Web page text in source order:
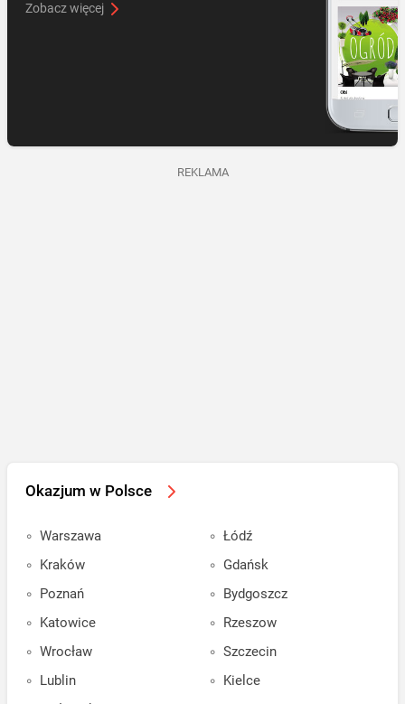
Zobacz więcej
REKLAMA
Okazjum w Polsce
Warszawa
Kraków
Poznań
Katowice
Wrocław
Lublin
Łódź
Gdańsk
Bydgoszcz
Rzeszow
Szczecin
Kielce